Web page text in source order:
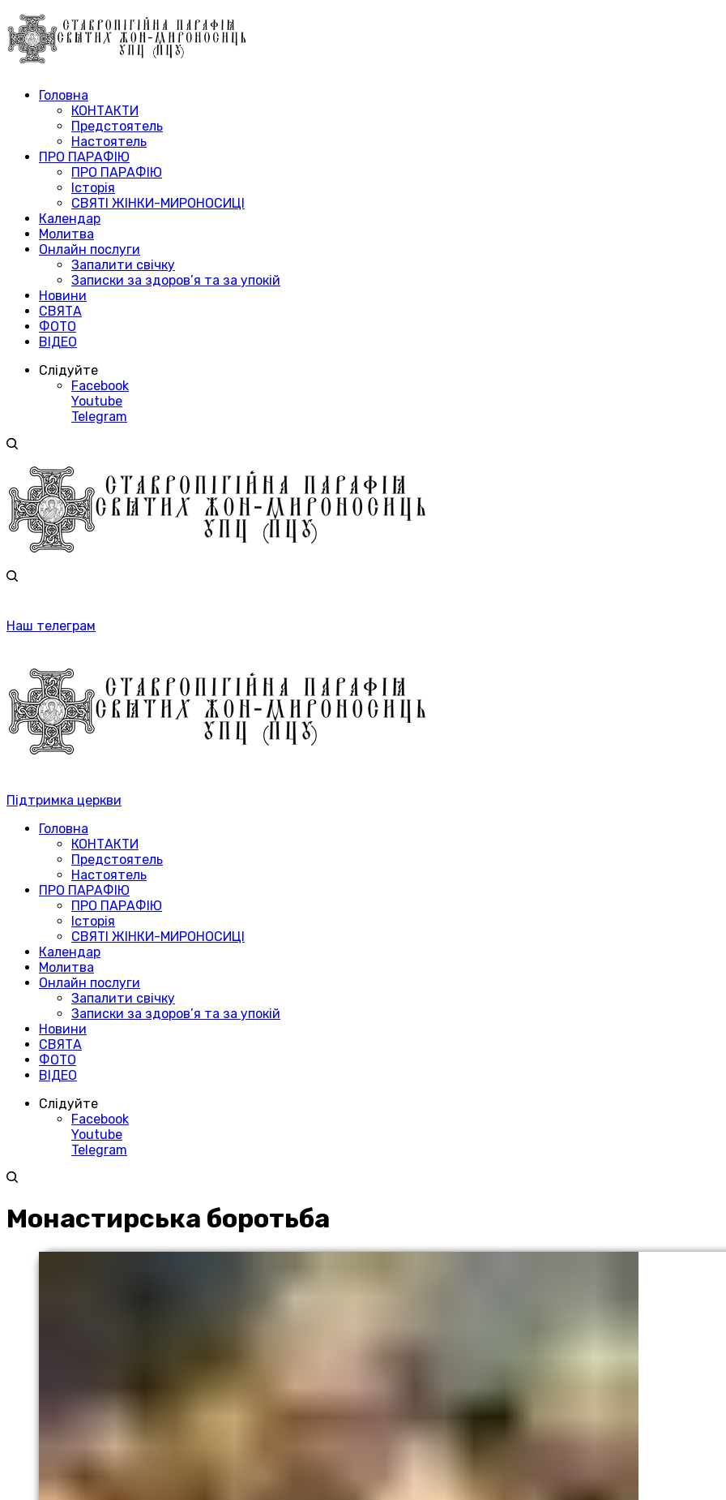
Головна
КОНТАКТИ
Предстоятель
Настоятель
ПРО ПАРАФІЮ
ПРО ПАРАФІЮ
Історія
СВЯТІ ЖІНКИ-МИРОНОСИЦІ
Календар
Молитва
Онлайн послуги
Запалити свічку
Записки за здоров’я та за упокій
Новини
СВЯТА
ФОТО
ВІДЕО
Слідуйте
Facebook
Youtube
Telegram
Наш телеграм
Підтримка церкви
Головна
КОНТАКТИ
Предстоятель
Настоятель
ПРО ПАРАФІЮ
ПРО ПАРАФІЮ
Історія
СВЯТІ ЖІНКИ-МИРОНОСИЦІ
Календар
Молитва
Онлайн послуги
Запалити свічку
Записки за здоров’я та за упокій
Новини
СВЯТА
ФОТО
ВІДЕО
Слідуйте
Facebook
Youtube
Telegram
Монастирська боротьба